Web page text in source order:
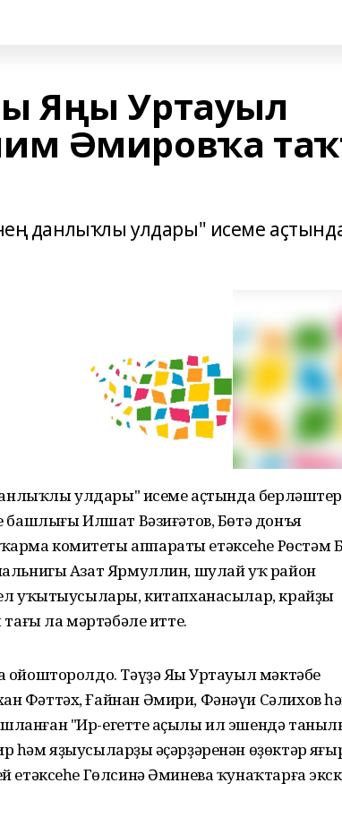
Яңы Уртауыл
Əмировҡа
данлыҡлы улдары" исеме
улдары" исеме аҫтында
башлығы Илшат Вәзиғәтов, Бөтә донъя
комитеты аппараты етәксеһе Рөстәм
Азат Ярмуллин, шулай уҡ район
уҡытыусылары, китапханасылар, крайҙы
тағы ла мәртәбәле итте.
Тәүҙә Яңы Уртауыл мәктәбе
Фәттәх, Ғайнан Әмири, Фәнәүи Сәлихов
"Ир-егеттең аҫылы ил эшендә
яҙыусыларҙың әҫәрҙәренән өҙөктәр
етәксеһе Гөлсинә Әминева ҡунаҡтарға